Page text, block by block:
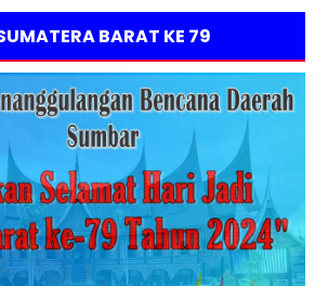
BARAT KE 79